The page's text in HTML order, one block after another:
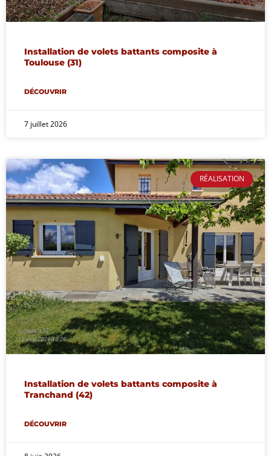
Installation de volets battants composite à
Toulouse (31)
DÉCOUVRIR
7 juillet 2026
RÉALISATION
Installation de volets battants composite à
Tranchand (42)
DÉCOUVRIR